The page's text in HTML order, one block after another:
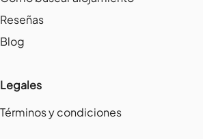
Reseñas
Blog
Legales
Términos y condiciones